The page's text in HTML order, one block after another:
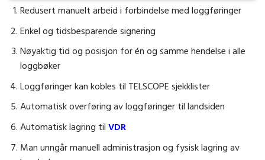
Redusert manuelt arbeid i forbindelse med loggføringer
Enkel og tidsbesparende signering
Nøyaktig tid og posisjon for én og samme hendelse i alle
loggbøker
Loggføringer kan kobles til TELSCOPE sjekklister
Automatisk overføring av loggføringer til landsiden
Automatisk lagring tilVDR
Man unngår manuell administrasjon og fysisk lagring av